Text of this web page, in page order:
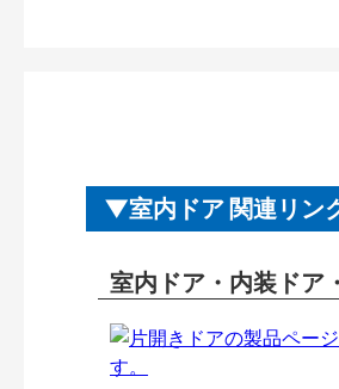
室内ドア 関連リン
室内ドア・内装ドア